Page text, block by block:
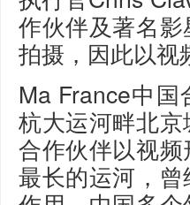
作伙伴及著名
拍摄，因此以视
Ma France中
杭大运河畔北
合作伙伴以视
最长的运河，